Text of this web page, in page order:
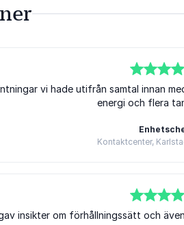
vi hade utifrån samtal innan
energi och flera
Kontaktcenter,
insikter om förhållningssätt och